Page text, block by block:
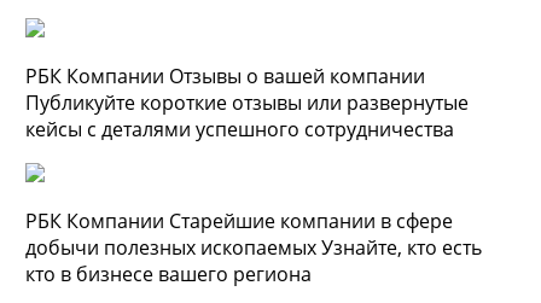
РБК Компании Отзывы о вашей компании
Публикуйте короткие отзывы или развернутые
кейсы с деталями успешного сотрудничества
РБК Компании Старейшие компании в сфере
добычи полезных ископаемых Узнайте, кто есть
кто в бизнесе вашего региона